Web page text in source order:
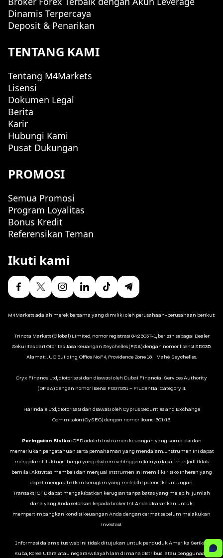
Dinamis Terpercaya
Deposit & Penarikan
TENTANG KAMI
Tentang M4Markets
Lisensi
Dokumen Legal
Berita
Karir
Hubungi Kami
Pusat Dukungan
PROMOSI
Semua Promosi
Program Loyalitas
Bonus Kredit
Referensikan Teman
Ikuti kami
M4Markets adalah merek bersama yang dimiliki oleh perusahaan-perusahaan berikut:
Trinota Markets (Global) Limited, nomor registrasi 8425037-1, berizin sebagai Dealer
Sekuritas dari Otoritas Jasa Keuangan Seychelles (FSA) dengan nomor lisensi SD035.
Alamat: JUC Building, Office No.F4, Providence Zone 18, Mahé, Seychelles.
Oryx Finance Ltd, diotorisasi dan diawasi oleh Dubai Financial Services Authority
(DFSA) dengan nomor lisensi F007051 – Prudential Category 4.
Harindale Ltd, diotorisasi dan diawasi oleh Cyprus Securities and Exchange
Commission (CySEC) dengan nomor lisensi 301/16.
Peringatan Risiko:CFD adalah instrumen keuangan yang kompleks dan
memerlukan pengetahuan serta pemahaman yang mendalam. Instrumen ini dapat
mengalami fluktuasi harga yang ekstrem sehingga nilainya dapat menjadi tidak
bernilai. Aktivitas membeli dan menjual instrumen ini memiliki risiko inheren yang
dapat mengakibatkan kerugian yang melebihi potensi keuntungan.
Transaksi CFD dapat mengakibatkan kerugian tanpa batas yang melebihi jumlah
dana yang Anda setorkan kepada broker ini. Anda disarankan untuk
mempertimbangkan kondisi keuangan Anda dengan cermat sebelum melakukan
investasi.
Informasi dalam situs web ini tidak ditujukan untuk penduduk Amerika Serikat,
Kuba, Korea Utara, atau negara/wilayah lain di mana distribusi atau penggunaan